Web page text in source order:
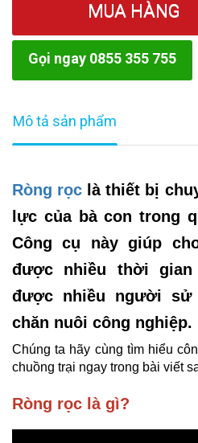
MUA HÀNG
Gọi ngay 0855 355 755
Mô tả sản phẩm
Ròng rọc là thiết bị
lực của bà con trong
Công cụ này giúp
được nhiều thời
được nhiều người
chăn nuôi công nghiệp.
Chúng ta hãy cùng tìm hiểu
chuồng trại ngay trong bài viết
Ròng rọc là gì?